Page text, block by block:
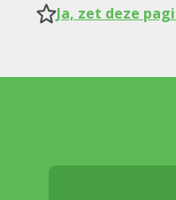
Ja, zet deze